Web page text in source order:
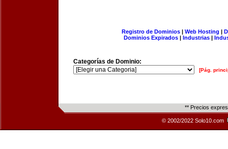
Registro de Dominios| Web Hosting |
Dominios Expirados | Industrias |
Categorías de Dominio:
[Pág.
** Precios
© 2002/2022 Solo10.com